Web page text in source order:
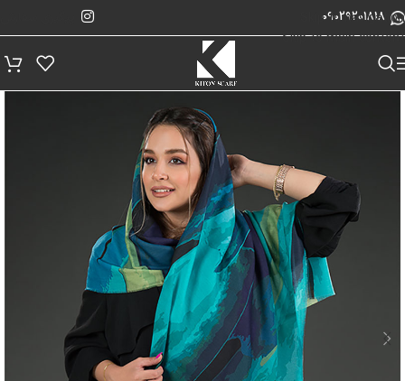
Skip to navigation
Skip to main content
09029201818